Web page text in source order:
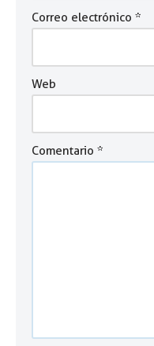
Correo electrónico *
Web
Comentario *